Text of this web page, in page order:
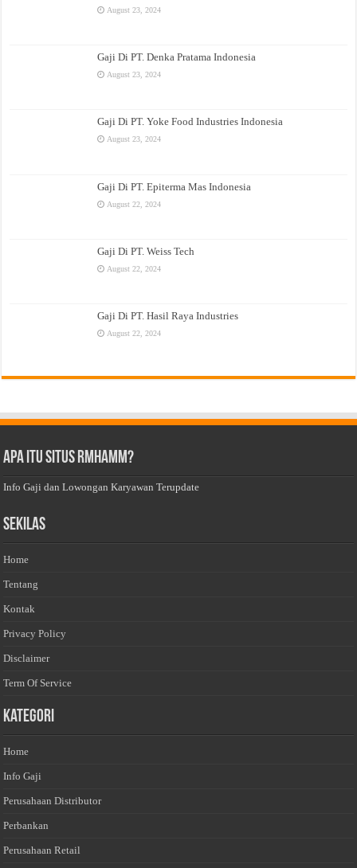
August 23, 2024
Gaji Di PT. Denka Pratama Indonesia
August 23, 2024
Gaji Di PT. Yoke Food Industries Indonesia
August 23, 2024
Gaji Di PT. Epiterma Mas Indonesia
August 22, 2024
Gaji Di PT. Weiss Tech
August 22, 2024
Gaji Di PT. Hasil Raya Industries
August 22, 2024
Apa Itu Situs Rmhamm?
Info Gaji dan Lowongan Karyawan Terupdate
Sekilas
Home
Tentang
Kontak
Privacy Policy
Disclaimer
Term Of Service
Kategori
Home
Info Gaji
Perusahaan Distributor
Perbankan
Perusahaan Retail